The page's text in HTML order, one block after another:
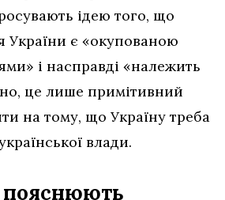
ідею того, що
України є «окупованою
і насправді «належить
це лише примітивний
на тому, що Україну треба
влади.
пояснюють